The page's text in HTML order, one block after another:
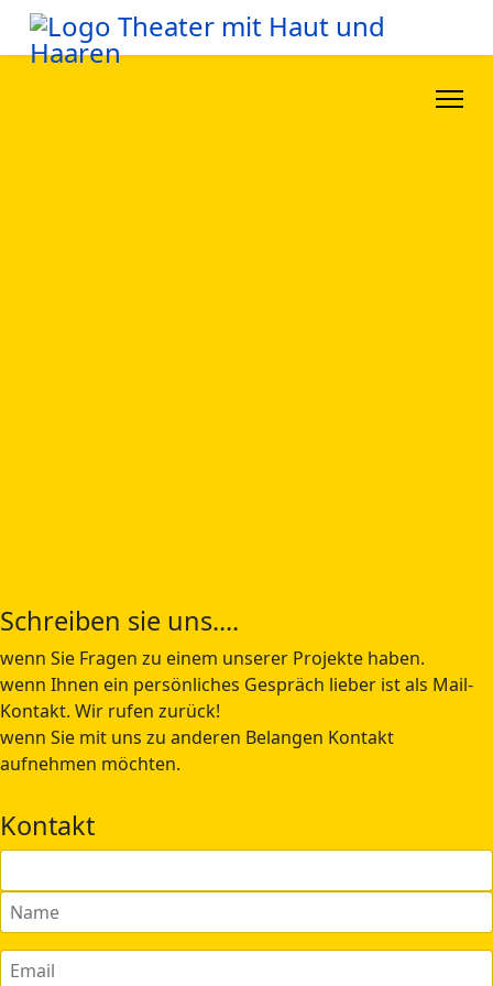
Schreiben sie uns....
wenn Sie Fragen zu einem unserer Projekte haben.
wenn Ihnen ein persönliches Gespräch lieber ist als Mail-
Kontakt. Wir rufen zurück!
wenn Sie mit uns zu anderen Belangen Kontakt
aufnehmen möchten.
Kontakt